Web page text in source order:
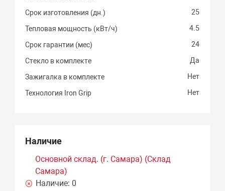
Срок изготовления (дн.) 25
Тепловая мощность (кВт/ч) 4.5
Срок гарантии (мес) 24
Стекло в комплекте Да
Зажигалка в комплекте Нет
Технология Iron Grip Нет
Наличие
Основной склад. (г. Самара) (Склад
Самара)
Наличие: 0